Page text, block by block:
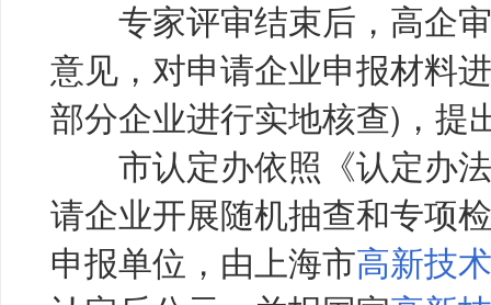
专家评审结束后，高企审
意见，对申请企业申报材料
部分企业进行实地核查)，提
市认定办依照《认定办法
请企业开展随机抽查和专项
申报单位，由上海市高新技